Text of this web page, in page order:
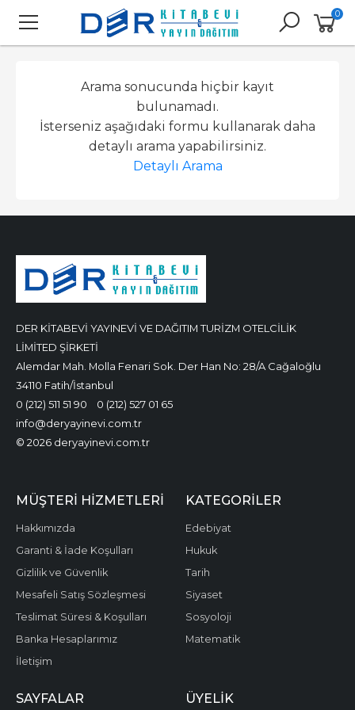
0
Arama sonucunda hiçbir kayıt
bulunamadı.
İsterseniz aşağıdaki formu kullanarak daha
detaylı arama yapabilirsiniz.
Detaylı Arama
DER KİTABEVİ YAYINEVİ VE DAĞITIM TURİZM OTELCİLİK
LİMİTED ŞİRKETİ
Alemdar Mah. Molla Fenari Sok. Der Han No: 28/A Cağaloğlu
34110 Fatih/İstanbul
0 (212) 511 51 90
0 (212) 527 01 65
info@deryayinevi.com.tr
© 2026 deryayinevi.com.tr
MÜŞTERI HIZMETLERI
Hakkımızda
Garanti & İade Koşulları
Gizlilik ve Güvenlik
Mesafeli Satış Sözleşmesi
Teslimat Süresi & Koşulları
Banka Hesaplarımız
İletişim
KATEGORILER
Edebiyat
Hukuk
Tarih
Siyaset
Sosyoloji
Matematik
SAYFALAR ÜYELIK